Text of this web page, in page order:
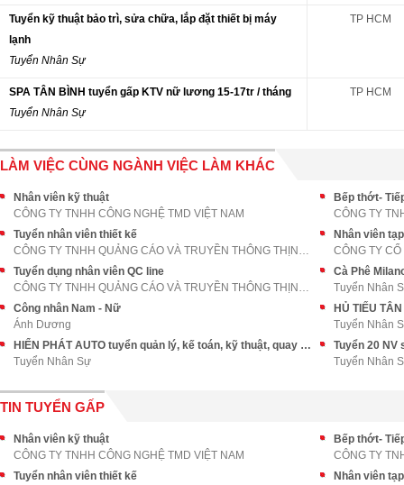
Tuyển kỹ thuật bảo trì, sửa chữa, lắp đặt thiết bị máy
lạnh
Tuyển Nhân Sự
TP HCM
SPA TÂN BÌNH tuyển gấp KTV nữ lương 15-17tr / tháng
Tuyển Nhân Sự
TP HCM
LÀM VIỆC CÙNG NGÀNH VIỆC LÀM KHÁC
Nhân viên kỹ thuật
CÔNG TY TNHH CÔNG NGHỆ TMD VIỆT NAM
Bếp thớt-
CÔNG TY
Tuyển nhân viên thiết kế
CÔNG TY TNHH QUẢNG CÁO VÀ TRUYỀN THÔNG THỊNH AN PH
Nhân viên
Tuyển dụng nhân viên QC line
CÔNG TY TNHH QUẢNG CÁO VÀ TRUYỀN THÔNG THỊNH AN PH
Tuyển Nhân
Công nhân Nam - Nữ
Ánh Dương
Tuyển Nhân
HIỂN PHÁT AUTO tuyển quản lý, kế toán, kỹ thuật, quay phim và Sale
Tuyển Nhân Sự
Tuyển Nhân
TIN TUYỂN GẤP
Nhân viên kỹ thuật
CÔNG TY TNHH CÔNG NGHỆ TMD VIỆT NAM
Bếp thớt-
CÔNG TY
Tuyển nhân viên thiết kế
Nhân viên